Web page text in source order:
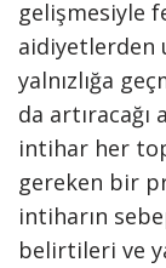
gelişmesiyle
aidiyetlerden
yalnızlığa
da artıracağı
intihar her
gereken bir
intiharın
belirtileri ve